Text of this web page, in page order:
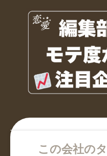
この会社の